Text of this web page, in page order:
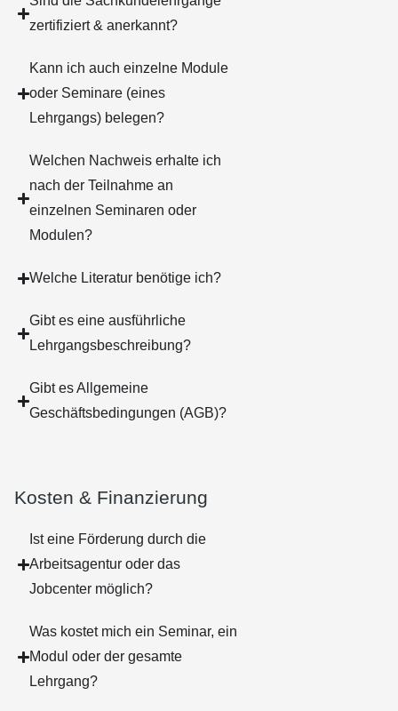
zertifiziert & anerkannt?
Kann ich auch einzelne Module
oder Seminare (eines
Lehrgangs) belegen?
Welchen Nachweis erhalte ich
nach der Teilnahme an
einzelnen Seminaren oder
Modulen?
Welche Literatur benötige ich?
Gibt es eine ausführliche
Lehrgangsbeschreibung?
Gibt es Allgemeine
Geschäftsbedingungen (AGB)?
Kosten & Finanzierung
Ist eine Förderung durch die
Arbeitsagentur oder das
Jobcenter möglich?
Was kostet mich ein Seminar, ein
Modul oder der gesamte
Lehrgang?